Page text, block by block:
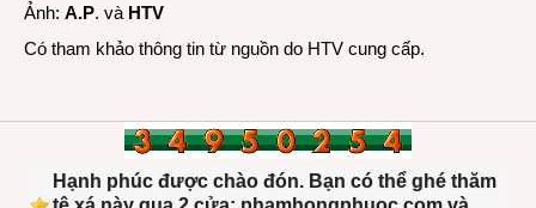
Ảnh: A.P. và HTV
Có tham khảo thông tin từ nguồn do HTV cung cấp.
Hạnh phúc được chào đón. Bạn có thể ghé thăm